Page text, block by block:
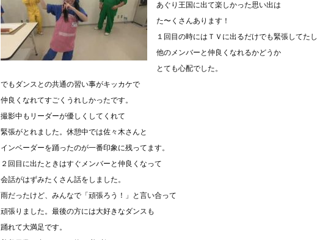
あぐり王国に出て楽しかった思い出は
た〜くさんあります！
１回目の時にはＴＶに出るだけでも緊張してたし
他のメンバーと仲良くなれるかどうか
とても心配でした。
でもダンスとの共通の習い事がキッカケで
仲良くなれてすごくうれしかったです。
撮影中もリーダーが優しくしてくれて
緊張がとれました。休憩中では佐々木さんと
インベーダーを踊ったのが一番印象に残ってます。
２回目に出たときはすぐメンバーと仲良くなって
会話がはずみたくさん話をしました。
雨だったけど、みんなで「頑張ろう！」と言い合って
頑張りました。最後の方には大好きなダンスも
踊れて大満足です。